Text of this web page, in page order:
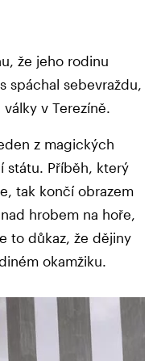
že jeho rodinu
spáchal sebevraždu,
v Terezíně.
z magických
státu. Příběh, který
tak končí obrazem
hrobem na hoře,
to důkaz, že dějiny
okamžiku.